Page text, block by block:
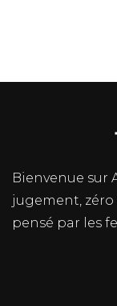
Bienvenue sur
jugement, zéro
pensé par les